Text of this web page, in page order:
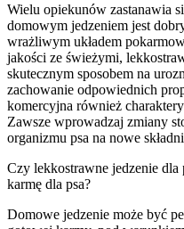
Wielu opiekunów zastanawia
domowym jedzeniem jest
wrażliwym układem
jakości ze świeżymi,
skutecznym sposobem na
zachowanie odpowiednich
komercyjna również
Zawsze wprowadzaj zmiany
organizmu psa na nowe
Czy lekkostrawne jedzenie dla
karmę dla psa?
Domowe jedzenie może być